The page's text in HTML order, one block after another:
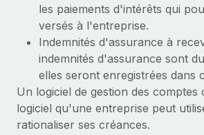
En savoir plus
Comment Phiture gère ses 55
répartis dans 19 pays grâce à
Phiture, un leader notable du conseil en
croissance mobile internationale,
les paiements d'intérêts qui
versés à l'entreprise.
Indemnités d'assurance à
indemnités d'assurance sont
elles seront enregistrées dans
Un logiciel de gestion des comptes
logiciel qu'une entreprise peut
rationaliser ses créances.